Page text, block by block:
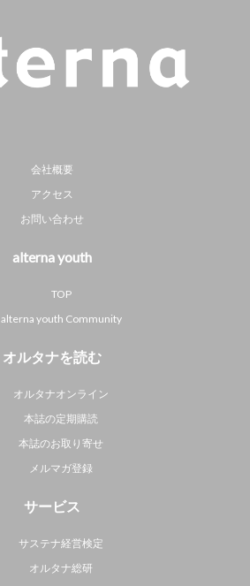
会社概要
アクセス
お問い合わせ
alterna youth
TOP
alterna youth Community
オルタナを読む
オルタナオンライン
本誌の定期購読
本誌のお取り寄せ
メルマガ登録
サービス
サステナ経営検定
オルタナ総研